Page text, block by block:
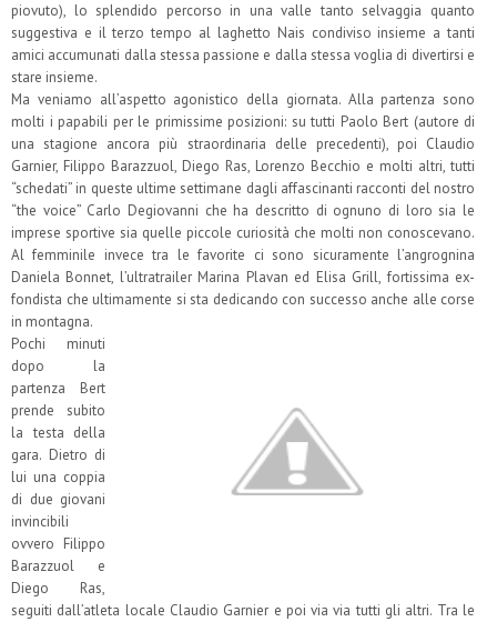
piovuto), lo splendido percorso in una valle tanto selvaggia quanto
suggestiva e il terzo tempo al laghetto Nais condiviso insieme a tanti
amici accumunati dalla stessa passione e dalla stessa voglia di divertirsi e
stare insieme.
Ma veniamo all’aspetto agonistico della giornata. Alla partenza sono
molti i papabili per le primissime posizioni: su tutti Paolo Bert (autore di
una stagione ancora più straordinaria delle precedenti), poi Claudio
Garnier, Filippo Barazzuol, Diego Ras, Lorenzo Becchio e molti altri, tutti
“schedati” in queste ultime settimane dagli affascinanti racconti del nostro
“the voice” Carlo Degiovanni che ha descritto di ognuno di loro sia le
imprese sportive sia quelle piccole curiosità che molti non conoscevano.
Al femminile invece tra le favorite ci sono sicuramente l’angrognina
Daniela Bonnet, l’ultratrailer Marina Plavan ed Elisa Grill, fortissima ex-
fondista che ultimamente si sta dedicando con successo anche alle corse
in montagna.
Pochi minuti
dopo la
partenza Bert
prende subito
la testa della
gara. Dietro di
lui una coppia
di due giovani
invincibili
ovvero Filippo
Barazzuol e
Diego Ras,
seguiti dall’atleta locale Claudio Garnier e poi via via tutti gli altri. Tra le